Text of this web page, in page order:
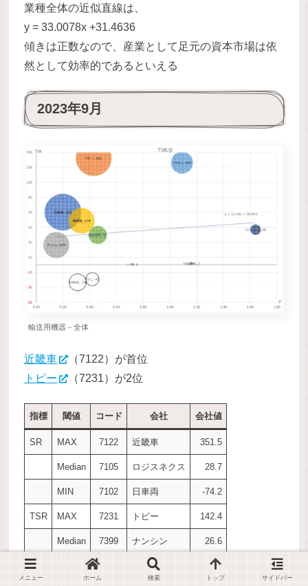
業種全体の近似直線は、
y = 33.0078x +31.4636
傾きは正数なので、産業として足元の資本市場は依
然として効率的であるといえる
2023年9月
輸送用機器－全体
近畿車
（7122）が首位
トピー
（7231）が2位
指標 閾値 コード 会社 会社値
SR MAX 7122 近畿車 351.5
Median 7105 ロジスネクス 28.7
MIN 7102 日車両 -74.2
TSR MAX 7231 トピー 142.4
Median 7399 ナンシン 26.6
7102 日車両 -23.0
メニュー ホーム 検索 トップ サイドバー